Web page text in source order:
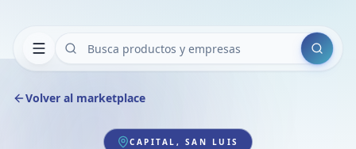
Buscar
Volver al marketplace
CAPITAL, SAN LUIS